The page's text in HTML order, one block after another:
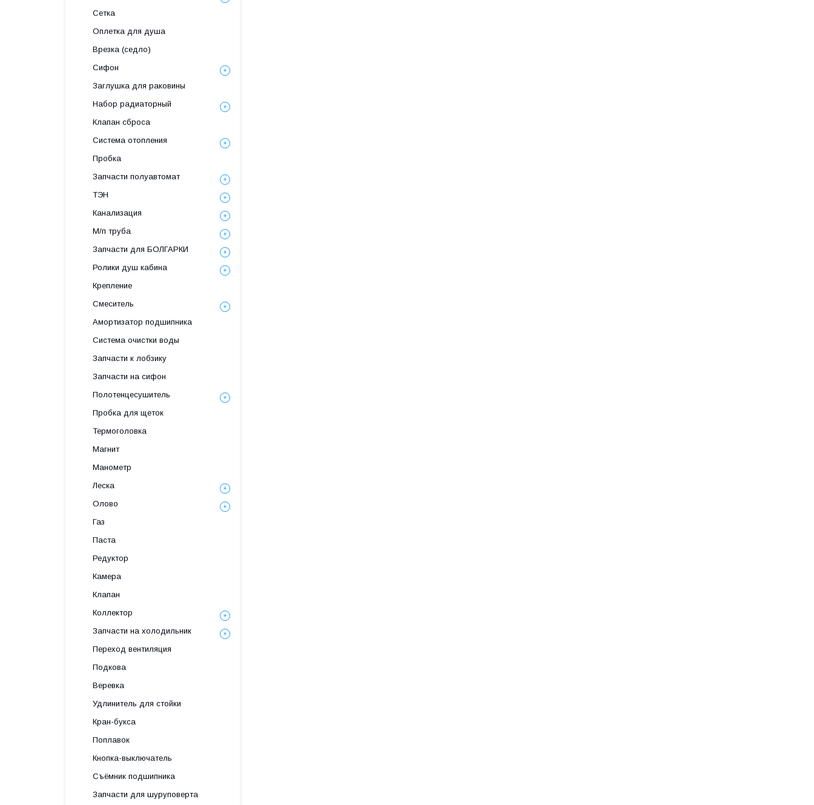
Сетка
Оплетка для душа
Врезка (седло)
Сифон
Заглушка для раковины
Набор радиаторный
Клапан сброса
Система отопления
Пробка
Запчасти полуавтомат
ТЭН
Канализация
М/п труба
Запчасти для БОЛГАРКИ
Ролики душ кабина
Крепление
Смеситель
Амортизатор подшипника
Система очистки воды
Запчасти к лобзику
Запчасти на сифон
Полотенцесушитель
Пробка для щеток
Термоголовка
Магнит
Манометр
Леска
Олово
Газ
Паста
Редуктор
Камера
Клапан
Коллектор
Запчасти на холодильник
Переход вентиляция
Подкова
Веревка
Удлинитель для стойки
Кран-букса
Поплавок
Кнопка-выключатель
Съёмник подшипника
Запчасти для шуруповерта